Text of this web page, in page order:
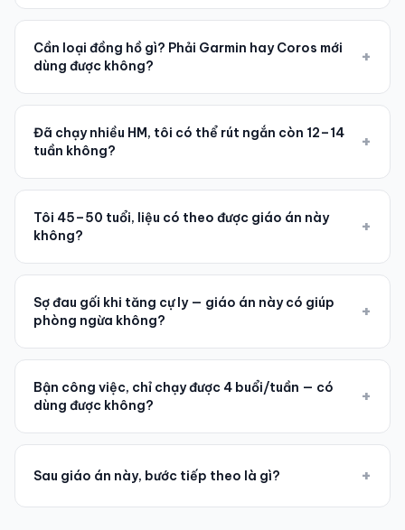
Cần loại đồng hồ gì? Phải Garmin hay Coros mới
dùng được không?
+
Đã chạy nhiều HM, tôi có thể rút ngắn còn 12–14
tuần không?
+
Tôi 45–50 tuổi, liệu có theo được giáo án này
không?
+
Sợ đau gối khi tăng cự ly — giáo án này có giúp
phòng ngừa không?
+
Bận công việc, chỉ chạy được 4 buổi/tuần — có
dùng được không?
+
Sau giáo án này, bước tiếp theo là gì? +